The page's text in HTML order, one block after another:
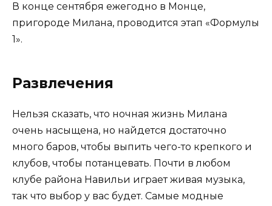
В конце сентября ежегодно в Монце,
пригороде Милана, проводится этап «Формулы
1».
Развлечения
Нельзя сказать, что ночная жизнь Милана
очень насыщена, но найдется достаточно
много баров, чтобы выпить чего-то крепкого и
клубов, чтобы потанцевать. Почти в любом
клубе района Навильи играет живая музыка,
так что выбор у вас будет. Самые модные